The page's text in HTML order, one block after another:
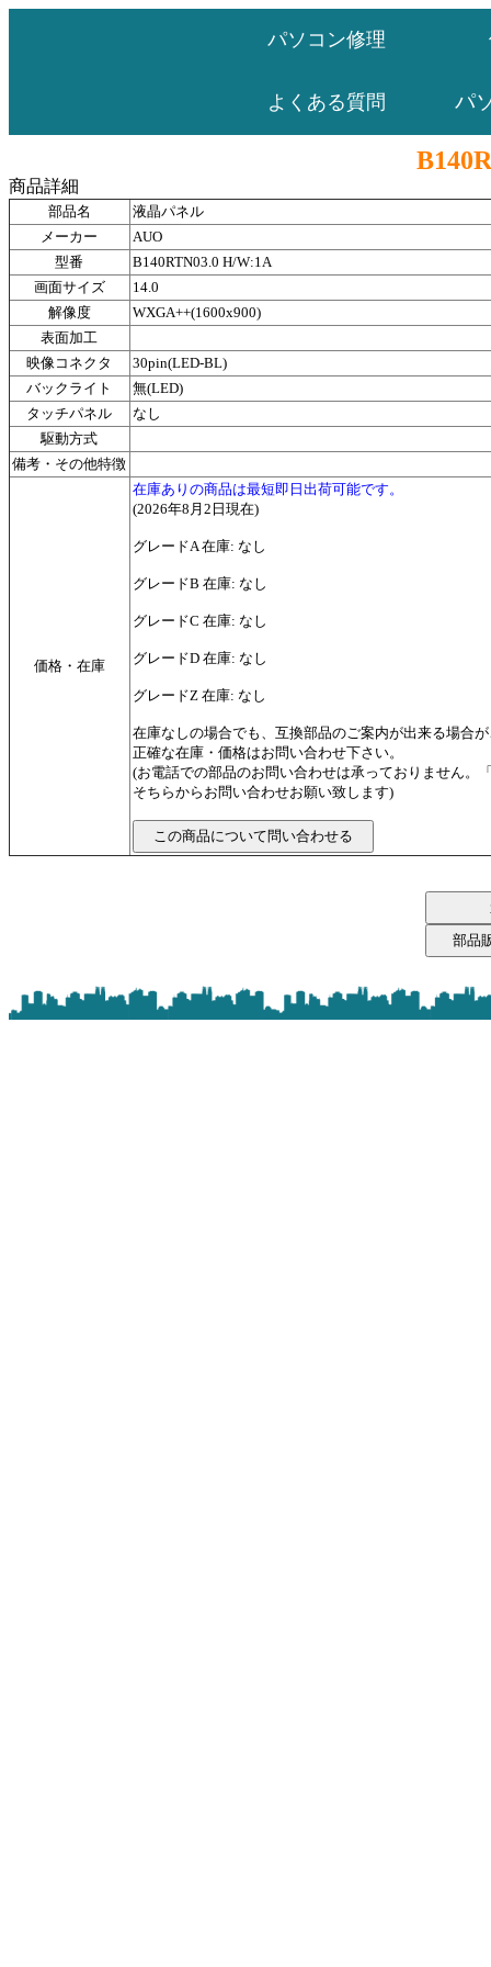
パソコン修理
よくある質問 パ
商品詳細
部品名
液晶パネル
メーカー
AUO
型番
B140RTN03.0 H/W:1A
画面サイズ
14.0
解像度
WXGA++(1600x900)
表面加工
映像コネクタ
30pin(LED-BL)
バックライト
無(LED)
タッチパネル
なし
駆動方式
備考・その他特徴
価格・在庫
在庫ありの商品は最短即日出荷可能です。
(2026年8月2日現在)
グレードA 在庫: なし
グレードB 在庫: なし
グレードC 在庫: なし
グレードD 在庫: なし
グレードZ 在庫: なし
在庫なしの場合でも、互換部品のご案内が出来る場合
正確な在庫・価格はお問い合わせ下さい。
(お電話での部品のお問い合わせは承っておりません。
そちらからお問い合わせお願い致します)